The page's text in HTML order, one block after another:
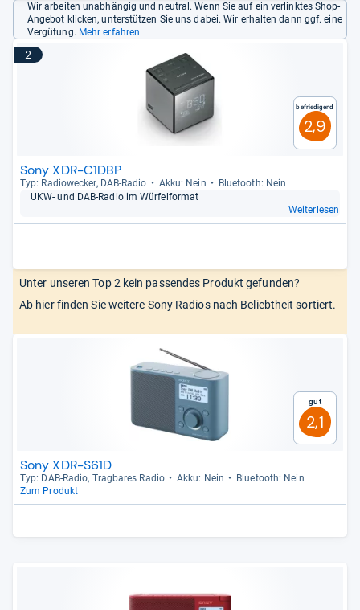
Wir arbeiten unabhängig und neutral. Wenn Sie auf ein verlinktes Shop-
Angebot klicken, unterstützen Sie uns dabei. Wir erhalten dann ggf. eine
Vergütung. Mehr erfahren
2
Befriedigend
2,9
Sony XDR-C1DBP
Typ: Radio­we­cker, DAB-​Radio Akku: Nein
Blue­tooth: Nein
UKW-​ und DAB-​Radio im Wür­fel­for­mat
Weiterlesen
Unter unseren Top 2 kein passendes Produkt gefunden?
Ab hier finden Sie weitere Sony Radios nach Beliebtheit sortiert.
Gut
2,1
Sony XDR-S61D
Typ: DAB-​Radio, Trag­ba­res Radio Akku: Nein
Blue­tooth: Nein
Zum Produkt